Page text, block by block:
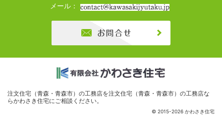
メール
© 2015-2026 かわさき住宅
注文住宅（青森・青森市）の工務店を注文住宅（青森・青森市）の工務店な
らかわさき住宅にご相談ください。